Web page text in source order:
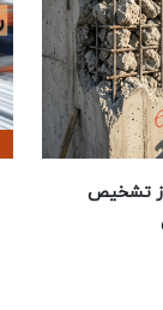
تشخیص